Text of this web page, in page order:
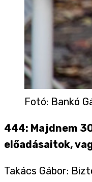
Fotó: Bankó
444: Majdnem
előadásaitok,
Takács Gábor: